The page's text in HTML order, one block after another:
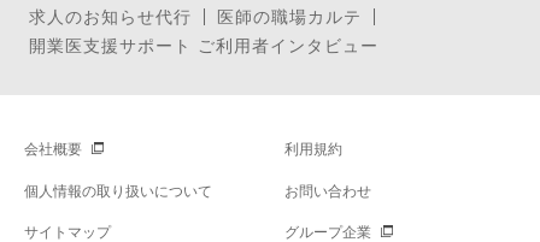
求人のお知らせ代行
医師の職場カルテ
開業医支援サポート ご利用者インタビュー
会社概要 利用規約
個人情報の取り扱いについて お問い合わせ
サイトマップ グループ企業